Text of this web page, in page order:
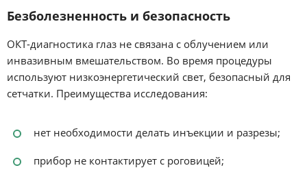
Безболезненность и безопасность
ОКТ-диагностика глаз не связана с облучением или
инвазивным вмешательством. Во время процедуры
используют низкоэнергетический свет, безопасный для
сетчатки. Преимущества исследования:
нет необходимости делать инъекции и разрезы;
прибор не контактирует с роговицей;